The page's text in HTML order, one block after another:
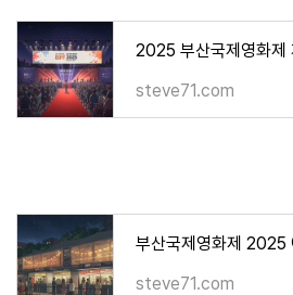
steve71.com
steve71.com